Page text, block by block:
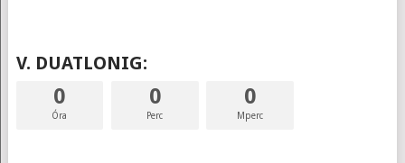
V. DUATLONIG:
0
Óra
0
Perc
0
Mperc